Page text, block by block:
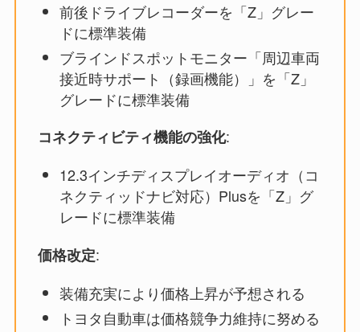
前後ドライブレコーダーを「Z」グレー
ドに標準装備
ブラインドスポットモニター「周辺車両
接近時サポート（録画機能）」を「Z」
グレードに標準装備
コネクティビティ機能の強化:
12.3インチディスプレイオーディオ（コ
ネクティッドナビ対応）Plusを「Z」グ
レードに標準装備
価格改定:
装備充実により価格上昇が予想される
トヨタ自動車は価格競争力維持に努める